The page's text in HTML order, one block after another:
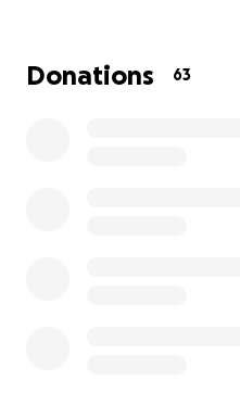
verbazing werd ik
ticket naar het
Donations 63